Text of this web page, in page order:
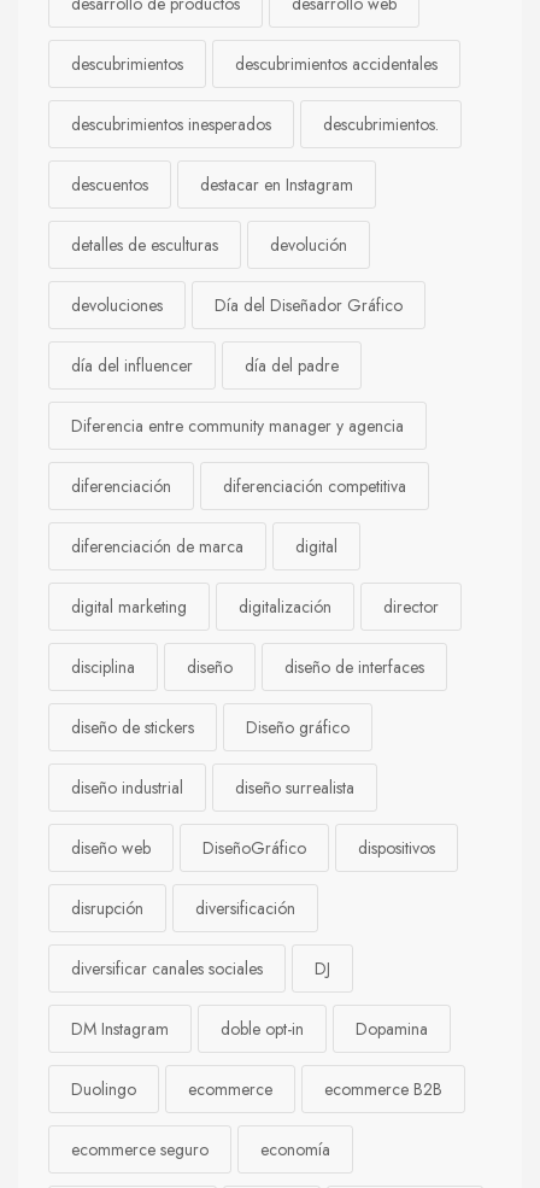
descubrimientos descubrimientos accidentales
descubrimientos inesperados descubrimientos.
descuentos destacar en Instagram
detalles de esculturas devolución
devoluciones Día del Diseñador Gráfico
día del influencer día del padre
Diferencia entre community manager y agencia
diferenciación diferenciación competitiva
diferenciación de marca digital
digital marketing digitalización director
disciplina diseño diseño de interfaces
diseño de stickers Diseño gráfico
diseño industrial diseño surrealista
diseño web DiseñoGráfico dispositivos
disrupción diversificación
diversificar canales sociales DJ
DM Instagram doble opt-in Dopamina
Duolingo ecommerce ecommerce B2B
ecommerce seguro economía